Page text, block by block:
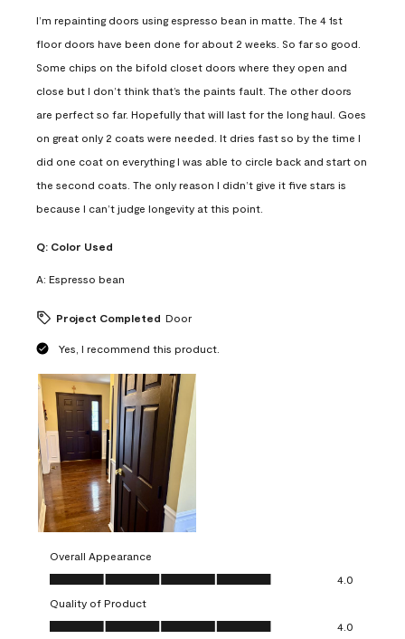
I’m repainting doors using espresso bean in matte. The 4 1st
floor doors have been done for about 2 weeks. So far so good.
Some chips on the bifold closet doors where they open and
close but I don’t think that’s the paints fault. The other doors
are perfect so far. Hopefully that will last for the long haul. Goes
on great only 2 coats were needed. It dries fast so by the time I
did one coat on everything I was able to circle back and start on
the second coats. The only reason I didn’t give it five stars is
because I can’t judge longevity at this point.
Q: Color Used
A: Espresso bean
Project Completed Door
Yes, I recommend this product.
Overall Appearance
Overall Appearance, 4.0 out of 5
4.0
Quality of Product
Quality of Product, 4.0 out of 5
4.0